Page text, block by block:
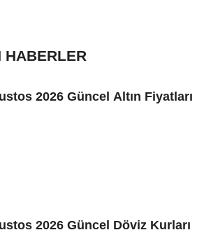
HABERLER
2026 Güncel Altın Fiyatları
2026 Güncel Döviz Kurları